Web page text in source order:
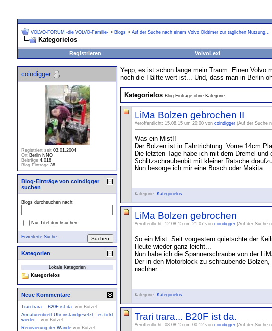
VOLVO-FORUM -die VOLVO-Familie- > Blogs > Auf der Suche nach einem Volvo Oldtimer zur täglichen Nutzung...
Kategorielos
Registrieren VolvoLexi
Yepp, es ist schon lange mein Traum. Einen Volvo
noch die Hälfte wert ist... Und, dass man in Berlin
Kategorielos Blog-Einträge ohne Kategorie
LiMa Bolzen gebrochen II
Veröffentlicht: 15.08.15 um 20:00 von coindigger (Auf der Suche
Was ein Mist!!
Der Bolzen ist in Fahrtrichtung. Vorne 14cm
Die letzten Tage habe ich mit dem Dremel
Schlitzschraubenbit mit kleiner Ratsche
Nun besorge ich mir eine Bosch oder Makita...
Kategorie: Kategorielos
LiMa Bolzen gebrochen
Veröffentlicht: 12.08.15 um 21:07 von coindigger (Auf der Suche
So ein Mist. Seit vorgestern quietschte der
Heute wieder ganz leicht...
Nun habe ich die Spannerschraube von der
Der in den Motorblock zu schraubende
nachher...
Kategorie: Kategorielos
Trari trara... B20F ist da.
Veröffentlicht: 08.08.15 um 00:12 von coindigger (Auf der Suche
coindigger
Registriert seit 03.01.2004
Ort Berlin NNO
Beiträge 4.018
Blog-Einträge 38
Blog-Einträge von coindigger
suchen
Blogs durchsuchen nach:
Nur Titel durchsuchen
Erweiterte Suche
Kategorien
Lokale Kategorien
Kategorielos
Neue Kommentare
Trari trara... B20F ist da. von Butzel
Armaturenbrett-Uhr instandgesetzt - es tickt
wieder... von Butzel
Renovierung der Wände von Butzel